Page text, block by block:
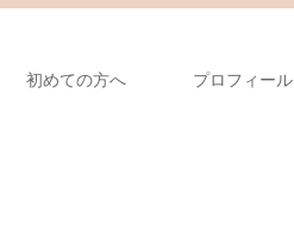
初めての方へ プロフィール